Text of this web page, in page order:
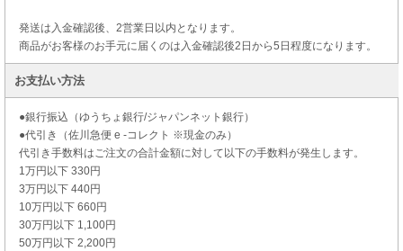
発送は入金確認後、2営業日以内となります。
商品がお客様のお手元に届くのは入金確認後2日から5日程度になります。
お支払い方法
●銀行振込（ゆうちょ銀行/ジャパンネット銀行）
●代引き（佐川急便 e -コレクト ※現金のみ）
代引き手数料はご注文の合計金額に対して以下の手数料が発生します。
1万円以下 330円
3万円以下 440円
10万円以下 660円
30万円以下 1,100円
50万円以下 2,200円